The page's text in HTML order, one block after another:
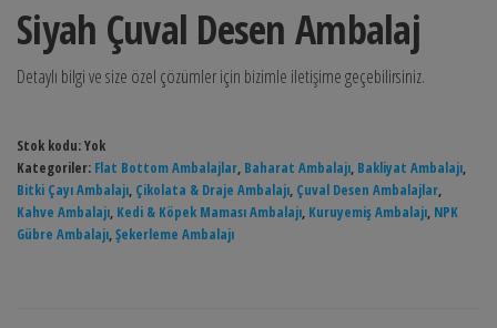
Siyah Çuval Desen Ambalaj
Detaylı bilgi ve size özel çözümler için bizimle iletişime geçebilirsiniz.
Stok kodu:Yok
Kategoriler: Flat Bottom Ambalajlar, Baharat Ambalajı, Bakliyat Ambalajı,
Bitki Çayı Ambalajı, Çikolata & Draje Ambalajı, Çuval Desen Ambalajlar,
Kahve Ambalajı, Kedi & Köpek Maması Ambalajı, Kuruyemiş Ambalajı, NPK
Gübre Ambalajı,Şekerleme Ambalajı